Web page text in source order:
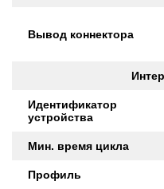
Вывод коннектора
Идентификатор
устройства
Мин. время цикла
Профиль